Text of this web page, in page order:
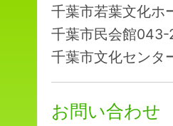
千葉市若葉文化ホ
千葉市民会館
千葉市文化センタ
お問い合わせ